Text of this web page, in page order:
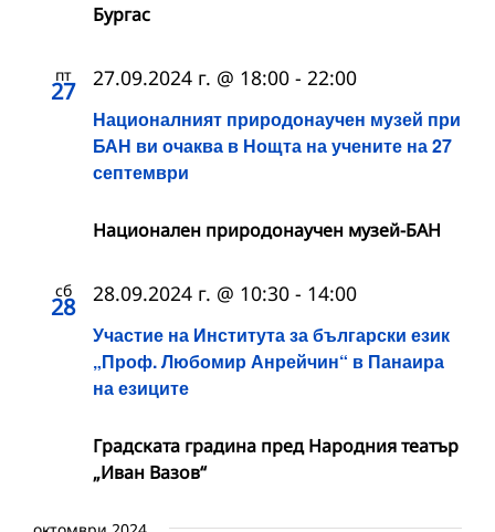
Бургас
пт
27
Националният природонаучен музей при
БАН ви очаква в Нощта на учените на 27
септември
27.09.2024 г. @ 18:00 - 22:00
Национален природонаучен музей-БАН
сб
28
Участие на Института за български език
„Проф. Любомир Анрейчин“ в Панаира
на езиците
28.09.2024 г. @ 10:30 - 14:00
Градската градина пред Народния театър
„Иван Вазов“